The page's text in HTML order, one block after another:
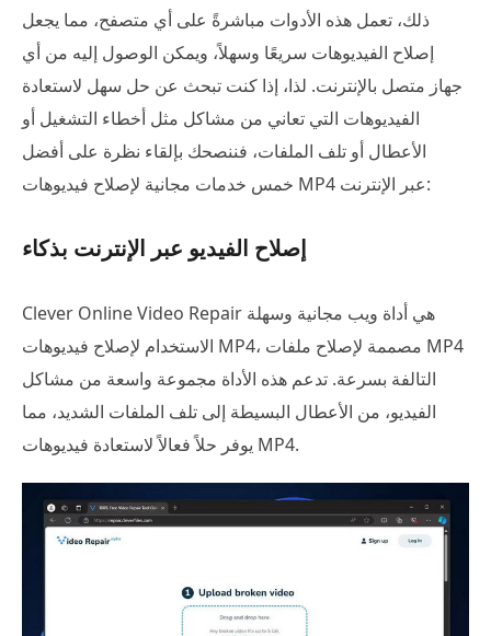
ذلك، تعمل هذه الأدوات مباشرةً على أي متصفح، مما يجعل
إصلاح الفيديوهات سريعًا وسهلاً، ويمكن الوصول إليه من أي
جهاز متصل بالإنترنت. لذا، إذا كنت تبحث عن حل سهل لاستعادة
الفيديوهات التي تعاني من مشاكل مثل أخطاء التشغيل أو
الأعطال أو تلف الملفات، فننصحك بإلقاء نظرة على أفضل
خمس خدمات مجانية لإصلاح فيديوهات MP4 عبر الإنترنت:
إصلاح الفيديو عبر الإنترنت بذكاء
Clever Online Video Repair هي أداة ويب مجانية وسهلة
الاستخدام لإصلاح فيديوهات MP4، مصممة لإصلاح ملفات MP4
التالفة بسرعة. تدعم هذه الأداة مجموعة واسعة من مشاكل
الفيديو، من الأعطال البسيطة إلى تلف الملفات الشديد، مما
يوفر حلاً فعالاً لاستعادة فيديوهات MP4.